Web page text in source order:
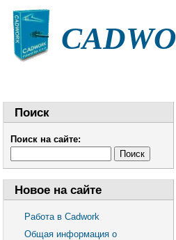
Поиск
Поиск на сайте:
Новое на сайте
Работа в Cadwork
Общая информация о